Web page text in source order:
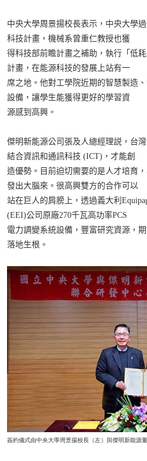
中央大學周景揚校長表示，中央大學
科技計畫，機械系曾重仁教授也獲
得科技部前瞻計畫之補助，執行「低
計畫，在能源科技的發展上站有一
席之地。他對工學院近期的智慧製造
設備，讓學生能獲得更好的學習資
源感到高興。
傑明新能源公司張及人總經理説，台
結合資訊和通訊科技 (ICT)，才能創
造優勢。目前迫切需要的是人才培育
發出大腦來。很高興雙方的合作可以
站在巨人的肩膀上，透過義大利
(EEI)公司原廠270千瓦高功率PCS
電力調變系統設備，豐富研究資源，
落地生根。
簽約儀式由中央大學周景揚校長（左）與傑明新能源